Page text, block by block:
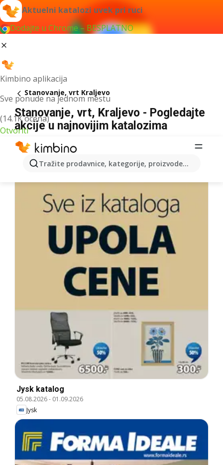
Aktuelni katalozi uvek pri ruci
Dodajte u Chrome – BESPLATNO
Kimbino aplikacija
Sve ponude na jednom mestu
(14.1K ocena)
Otvoriti
Tražite prodavnice, kategorije, proizvode...
Stanovanje, vrt Kraljevo
Stanovanje, vrt, Kraljevo - Pogledajte
akcije u najnovijim katalozima
Jysk katalog
05.08.2026- 01.09.2026
Jysk